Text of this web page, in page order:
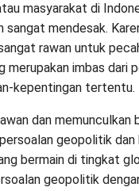
masyarakat di
sangat mendesak.
rawan untuk
merupakan imbas dari
kepentingan tertentu.
dan
geopolitik
bermain di tingkat
geopolitik